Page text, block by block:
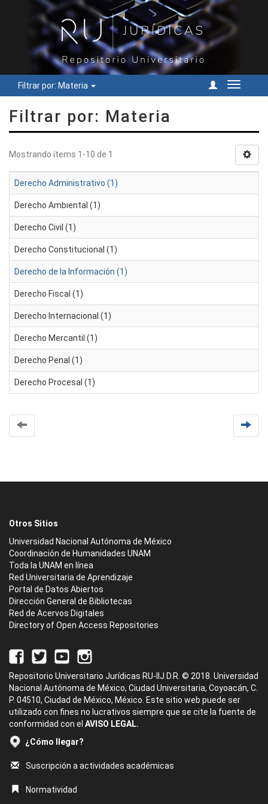
Filtrar por: Materia
Cambiar
Filtrar por: Materia
Mostrando ítems 1-10 de 1
Derecho Administrativo (1)
Derecho Ambiental (1)
Derecho Civil (1)
Derecho Constitucional (1)
Derecho de la Información (1)
Derecho Fiscal (1)
Derecho Internacional (1)
Derecho Mercantil (1)
Derecho Penal (1)
Derecho Procesal (1)
Otros Sitios
Universidad Nacional Autónoma de México
Coordinación de Humanidades UNAM
Toda la UNAM en línea
Red Universitaria de Aprendizaje
Portal de Datos Abiertos
Dirección General de Bibliotecas
Red de Acervos Digitales
Directory of Open Access Repositories
Repositorio Universitario Jurídicas RU-IIJ D.R. © 2018. Universidad
Nacional Autónoma de México, Ciudad Universitaria, Coyoacán, C.
P. 04510, Ciudad de México, México. Este sitio web puede ser
utilizado con fines no lucrativos siempre que se cite la fuente de
conformidad con el AVISO LEGAL.
¿Cómo llegar?
Suscripción a actividades académicas
Normatividad